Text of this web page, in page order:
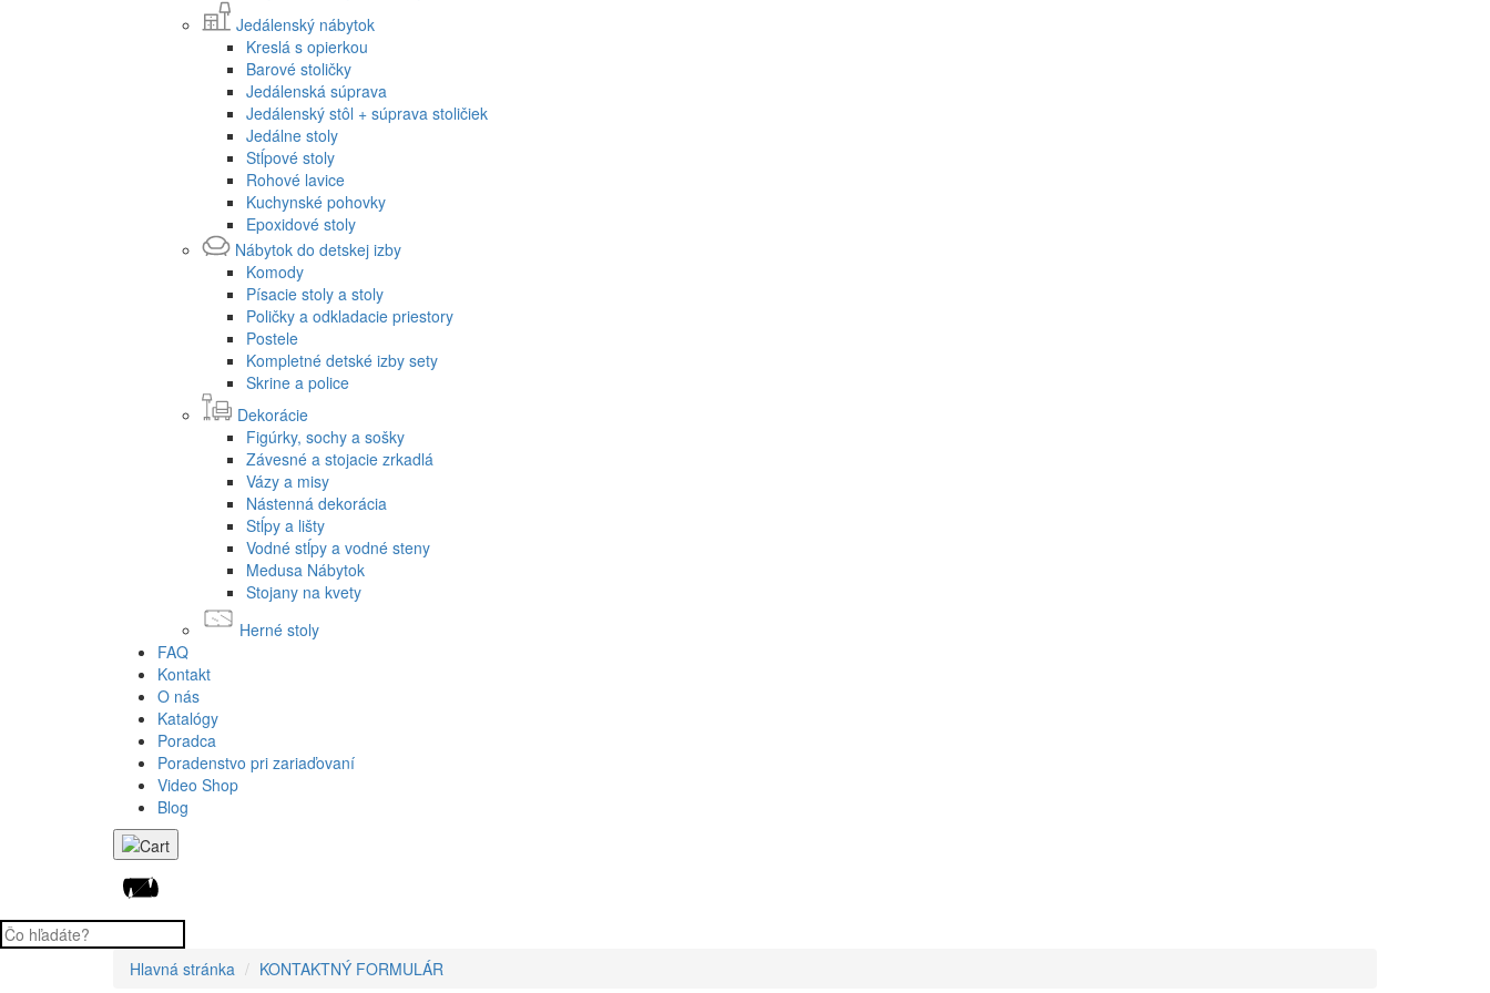
Jedálenský nábytok
Kreslá s opierkou
Barové stoličky
Jedálenská súprava
Jedálenský stôl + súprava stoličiek
Jedálne stoly
Stĺpové stoly
Rohové lavice
Kuchynské pohovky
Epoxidové stoly
Nábytok do detskej izby
Komody
Písacie stoly a stoly
Poličky a odkladacie priestory
Postele
Kompletné detské izby sety
Skrine a police
Dekorácie
Figúrky, sochy a sošky
Závesné a stojacie zrkadlá
Vázy a misy
Nástenná dekorácia
Stĺpy a lišty
Vodné stĺpy a vodné steny
Medusa Nábytok
Stojany na kvety
Herné stoly
FAQ
Kontakt
O nás
Katalógy
Poradca
Poradenstvo pri zariaďovaní
Video Shop
Blog
Hlavná stránka KONTAKTNÝ FORMULÁR